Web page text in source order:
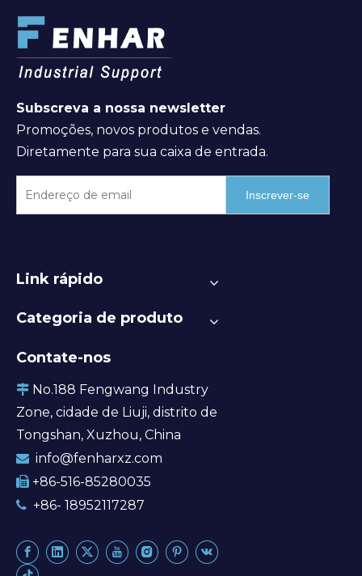
Subscreva a nossa newsletter
Promoções, novos produtos e vendas.
Diretamente para sua caixa de entrada.
Inscrever-se
Link rápido
Categoria de produto
Contate-nos
 No.188 Fengwang Industry
Zone, cidade de Liuji, distrito de
Tongshan, Xuzhou, China
 info@fenharxz.com
 +86-516-85280035
 +86- 18952117287